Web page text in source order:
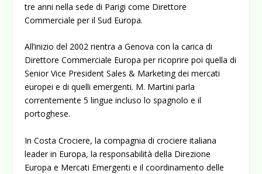
tre anni nella sede di Parigi come Direttore
Commerciale per il Sud Europa.
All’inizio del 2002 rientra a Genova con la carica di
Direttore Commerciale Europa per ricoprire poi quella di
Senior Vice President Sales & Marketing dei mercati
europei e di quelli emergenti. M. Martini parla
correntemente 5 lingue incluso lo spagnolo e il
portoghese.
In Costa Crociere, la compagnia di crociere italiana
leader in Europa, la responsabilità della Direzione
Europa e Mercati Emergenti e il coordinamento delle